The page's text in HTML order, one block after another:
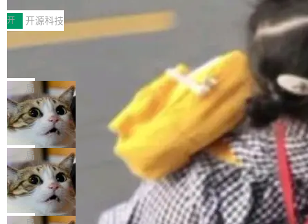
常维护操作，并完整支持 Iceberg V3 格式。
村国家自主创新示范区会议中心开幕。本届大会
由中关村智联软件服务业质量创新联盟主办，以
“智构可信·质创未来——AI原生时代的质量新范
式”为主题，直面AI从实验室走向规模化产业落地
的核心质量命题。会上，《2026智能研发生产力
工具选型手册》发布，Testin云测的Testin XAge
nt智能测试系统入选AI测试领域代表产品。对CI
O而言，这提示了一个转变：AI测试正在从效率
工具升级为企业的质量基础设施。 CIO面对的新
现实 过去两年，CIO们的焦虑清单上多了两项：
一是如何让大模型和智能体应用安全地从PoC走
向生产，二是如何让测试团队跟得上AI应用...
开 开源科技
让非法状态不可表示：一篇关于 ADT
有一种东西，一旦用过就回不去了。Alex Fedos
eev 管它叫"软件设计的基石"。 他说的东西不新
鲜——代数数据类型（ADT），尤其是和类型
（sum type）。但他说清楚了一件事：这不是类
型系统的学术体操，是日常编码的思维方式。 文
章从一个简单的例子切入。一个网站的深色主题
设置，如果用布尔值 + 可空字段来表示——bool
ean 表示是否可切换，nullable 的默认模式、浅
色方案、深色方案——会产生大量无意义的组
合。方案缺了、配置冲突了、全 null 了。要知道
局
Cloudflare 开源内部企业 AI 平台 Clou
dflare OS
Cloudflare 发布了一个开源项目 Cloudflare O
S。如果你只看官方博客，你会觉得这是又一
个"AI 知识库 + 聊天机器人"——每个大厂都在
做，没什么新鲜的。 但 Kenton Varda 在 Twitte
r 上把事情说清楚了： 今天我们发布了 Cloudfla
re OS，一个带连接器的聊天机器人，跟其他所
局
Deno 团队开源 Celld，可自托管的分
布式 Durable Objects
Ryan Dahl 领导的 Deno 团队推出了最新开源项
目 Celld，一个能在自己机器上运行 Cloudflare